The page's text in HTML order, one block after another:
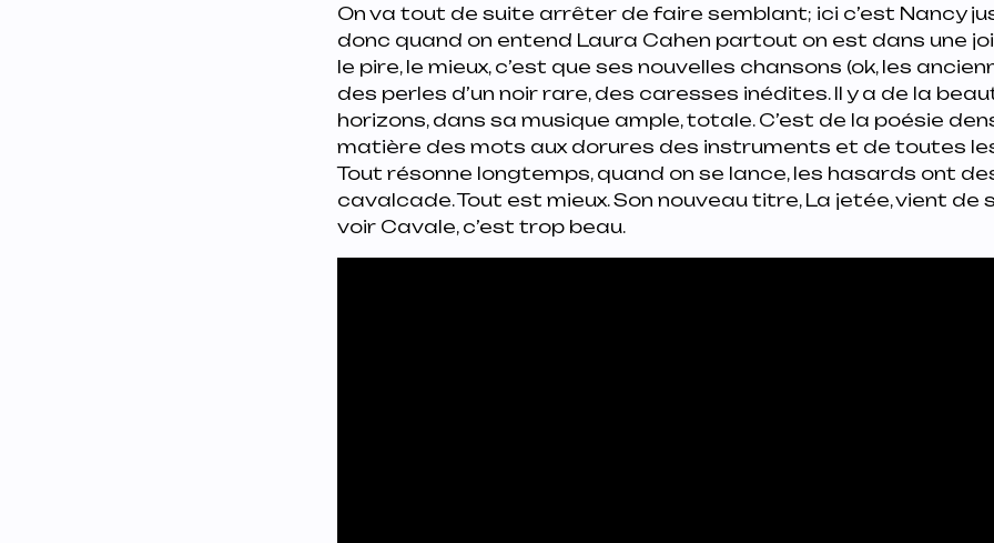
On va tout de suite arrêter de faire semblant; ici c’est Nancy
donc quand on entend Laura Cahen partout on est dans une
le pire, le mieux, c’est que ses nouvelles chansons (ok, les
des perles d’un noir rare, des caresses inédites. Il y a de la
horizons, dans sa musique ample, totale. C’est de la poésie
matière des mots aux dorures des instruments et de toutes
Tout résonne longtemps, quand on se lance, les hasards ont
cavalcade. Tout est mieux. Son nouveau titre, La jetée, vient de
voir Cavale, c’est trop beau.